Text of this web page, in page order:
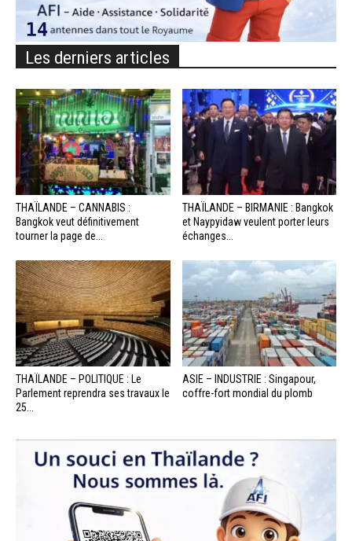
Les derniers articles
THAÏLANDE – CANNABIS :
Bangkok veut définitivement
tourner la page de...
THAÏLANDE – BIRMANIE : Bangkok
et Naypyidaw veulent porter leurs
échanges...
THAÏLANDE – POLITIQUE : Le
Parlement reprendra ses travaux le
25...
ASIE – INDUSTRIE : Singapour,
coffre-fort mondial du plomb